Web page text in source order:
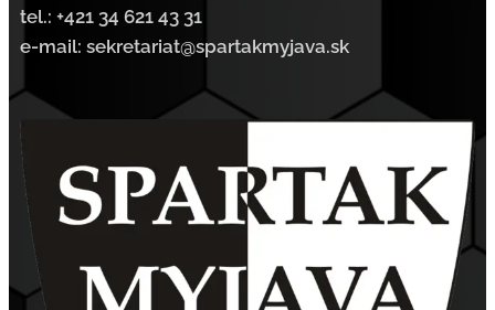
tel.: +421 34 621 43 31
e-mail: sekretariat@spartakmyjava.sk